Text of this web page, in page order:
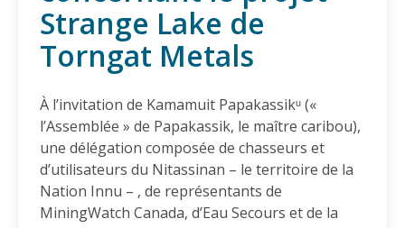
COMMUNIQUÉ
La société civile et le monde universitaire demandent
à l'entreprise canadienne DPM Metals Inc. de mettre
définitivement fin à son projet Loma Larga en
Équateur
20.11.2025
AMI(E)S DE MINES ALERTE
Accélérer les yeux fermés: un passe droit pour le
Strange Lake de
Torngat Metals
À l’invitation de Kamamuit Papakassikᵘ («
l’Assemblée » de Papakassik, le maître caribou),
une délégation composée de chasseurs et
d’utilisateurs du Nitassinan – le territoire de la
Nation Innu – , de représentants de
MiningWatch Canada, d’Eau Secours et de la